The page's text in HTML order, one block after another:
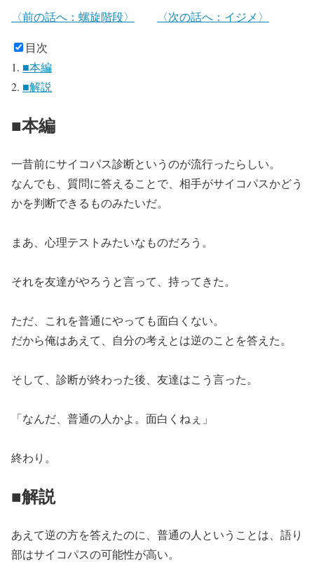
〈前の話へ：螺旋階段〉 〈次の話へ：イジメ〉
目次
■本編
■解説
■本編
一昔前にサイコパス診断というのが流行ったらしい。
なんでも、質問に答えることで、相手がサイコパスかどう
かを判断できるものみたいだ。
まあ、心理テストみたいなものだろう。
それを友達がやろうと言って、持ってきた。
ただ、これを普通にやっても面白くない。
だから俺はあえて、自分の考えとは逆のことを答えた。
そして、診断が終わった後、友達はこう言った。
「なんだ、普通の人かよ。面白くねぇ」
終わり。
■解説
あえて逆の方を答えたのに、普通の人ということは、語り
部はサイコパスの可能性が高い。